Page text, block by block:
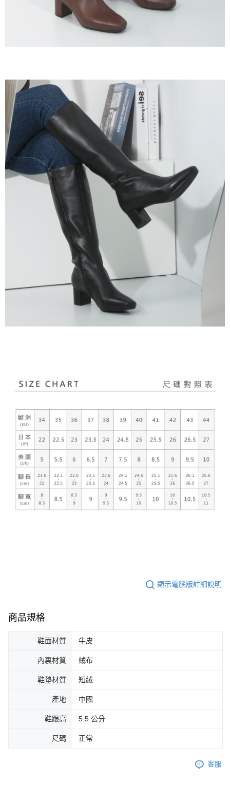
顯示電腦版詳細說明
商品規格
鞋面材質 牛皮
內裏材質 絨布
鞋墊材質 短絨
產地 中國
鞋跟高 5.5 公分
尺碼 正常
客服